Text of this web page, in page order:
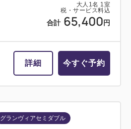
大人 1 名 1 室
税・サービス料込
合計 65,400円
詳細 今すぐ予約
グランヴィアセミダブル